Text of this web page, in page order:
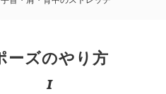
ーズのやり方
1